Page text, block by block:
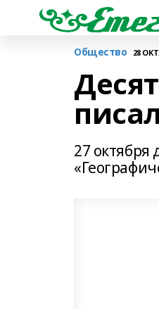
Общество 28
27 октября